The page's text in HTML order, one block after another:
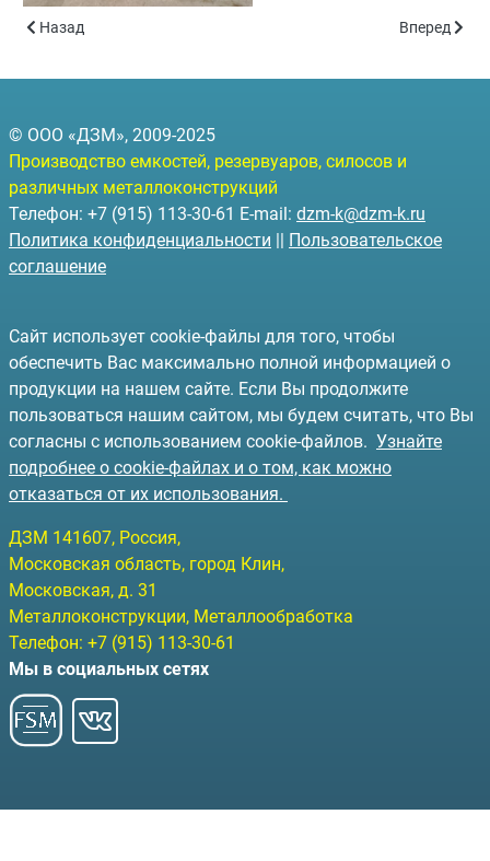
Предыдущий: Отгружена дымовая труба
Назад Следующий:
Вперед
© ООО «ДЗМ», 2009-2025
Производство емкостей, резервуаров, силосов и
различных металлоконструкций
Телефон: +7 (915) 113-30-61 E-mail: dzm-k@dzm-k.ru
Политика конфиденциальности || Пользовательское
соглашение
Сайт использует cookie-файлы для того, чтобы
обеспечить Вас максимально полной информацией о
продукции на нашем сайте. Если Вы продолжите
пользоваться нашим сайтом, мы будем считать, что Вы
согласны с использованием cookie-файлов. Узнайте
подробнее о cookie-файлах и о том, как можно
отказаться от их использования.
ДЗМ 141607, Россия,
Московская область, город Клин,
Московская, д. 31
Металлоконструкции, Металлообработка
Телефон: +7 (915) 113-30-61
Мы в социальных сетях